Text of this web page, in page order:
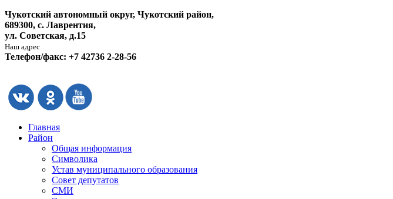
Чукотский автономный округ, Чукотский район,
689300, с. Лаврентия,
ул. Советская, д.15
Наш адрес
Телефон/факс: +7 42736 2-28-56
Главная
Район
Общая информация
Символика
Устав муниципального образования
Совет депутатов
СМИ